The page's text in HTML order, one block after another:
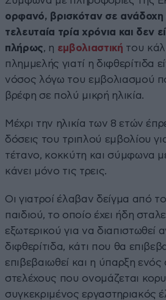
ορφανό, βρισκόταν σε ανάδοχη
τελευταία τρία χρόνια και δεν
πλήρως, η εμβολιαστική του
πλημμελής γιατί η διφθερίτιδα
νόσος λόγω του εμβολιασμού
βρέφη σε πολύ μικρή ηλικία.
Μέχρι την ηλικία των 8 ετών
δόσεις του τριπλού εμβολίου
τέτανο, κοκκύτη και σύμφωνα
κάνει μόνο τις τρεις.
Οι γιατροί έλαβαν δείγμα από
παιδιού, το οποίο έχει ήδη
εξωτερικού για να διαπιστωθεί
διφθερίτιδα, κάτι που θα
επιβεβαιωθεί και η ύπαρξη ενός
στελέχους που ονομάζεται
συγκεκριμένος εργαστηριακός